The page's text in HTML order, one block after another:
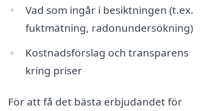
Vad som ingår i besiktningen (t.ex.
fuktmätning, radonundersökning)
Kostnadsförslag och transparens
kring priser
För att få det bästa erbjudandet för